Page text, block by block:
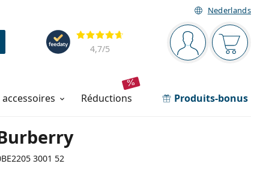
Nederlands
Barre de navigation
Vous êtesVotre
Évaluation
4,7/5
réductions Produits-bonus
3001 52